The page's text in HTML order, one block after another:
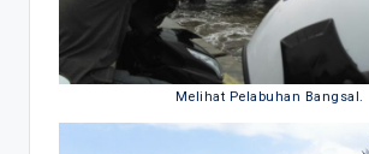
Melihat Pelabuhan Bangsal.